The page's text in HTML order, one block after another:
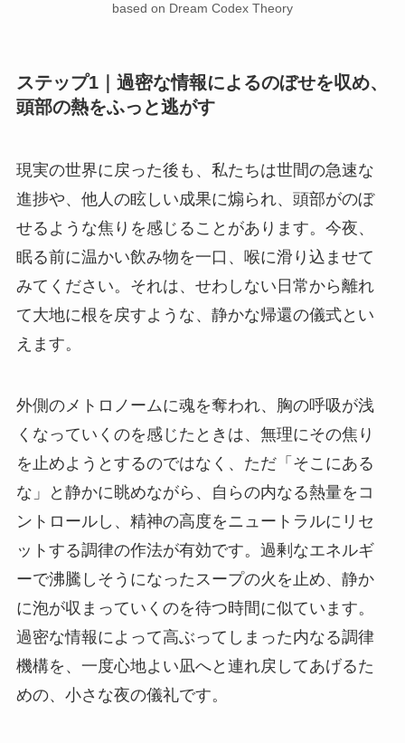
based on Dream Codex Theory
ステップ1｜過密な情報によるのぼせを収め、
頭部の熱をふっと逃がす
現実の世界に戻った後も、私たちは世間の急速な
進捗や、他人の眩しい成果に煽られ、頭部がのぼ
せるような焦りを感じることがあります。今夜、
眠る前に温かい飲み物を一口、喉に滑り込ませて
みてください。それは、せわしない日常から離れ
て大地に根を戻すような、静かな帰還の儀式とい
えます。
外側のメトロノームに魂を奪われ、胸の呼吸が浅
くなっていくのを感じたときは、無理にその焦り
を止めようとするのではなく、ただ「そこにある
な」と静かに眺めながら、自らの内なる熱量をコ
ントロールし、精神の高度をニュートラルにリセ
ットする調律の作法が有効です。過剰なエネルギ
ーで沸騰しそうになったスープの火を止め、静か
に泡が収まっていくのを待つ時間に似ています。
過密な情報によって高ぶってしまった内なる調律
機構を、一度心地よい凪へと連れ戻してあげるた
めの、小さな夜の儀礼です。